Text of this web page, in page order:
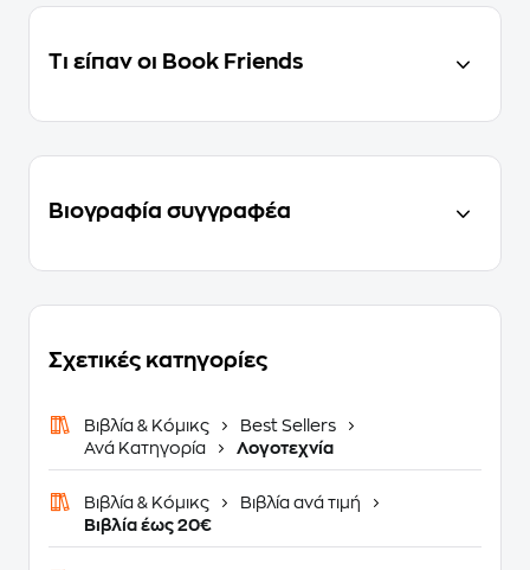
Τι είπαν οι Book Friends
Βιογραφία συγγραφέα
Σχετικές κατηγορίες
Βιβλία & Κόμικς
Best Sellers
Ανά Κατηγορία
Λογοτεχνία
Βιβλία & Κόμικς
Βιβλία ανά τιμή
Βιβλία έως 20€